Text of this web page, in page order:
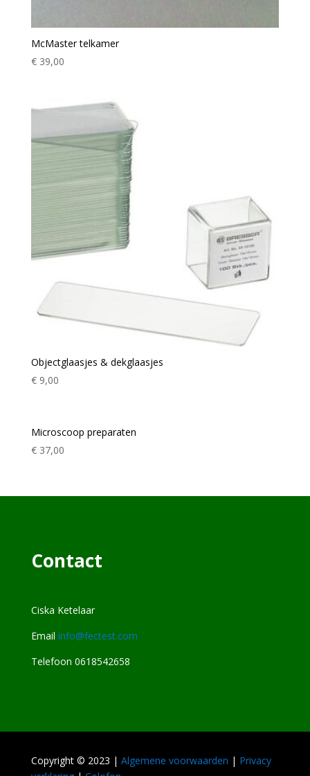
McMaster telkamer
€39,00
Objectglaasjes & dekglaasjes
€9,00
Microscoop preparaten
€37,00
Contact
Ciska Ketelaar
Email info@fectest.com
Telefoon 0618542658
Copyright © 2023 | Algemene voorwaarden | Privacy